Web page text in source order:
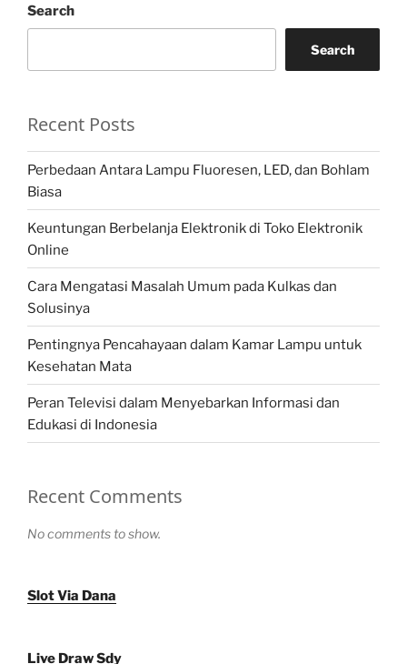
Search
Search
Recent Posts
Perbedaan Antara Lampu Fluoresen, LED, dan Bohlam
Biasa
Keuntungan Berbelanja Elektronik di Toko Elektronik
Online
Cara Mengatasi Masalah Umum pada Kulkas dan
Solusinya
Pentingnya Pencahayaan dalam Kamar Lampu untuk
Kesehatan Mata
Peran Televisi dalam Menyebarkan Informasi dan
Edukasi di Indonesia
Recent Comments
No comments to show.
Slot Via Dana
Live Draw Sdy